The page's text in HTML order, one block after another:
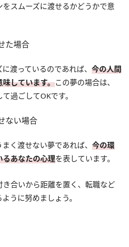
スムーズに渡せるかどうかで意
た場合
渡っているのであれば、 今の人間
しています。この夢の場合は、
過ごしてOKです。
ない場合
く渡せない夢であれば、 今の環
るあなたの心理を表しています。
合いから距離を置く、転職など
うに努めましょう。